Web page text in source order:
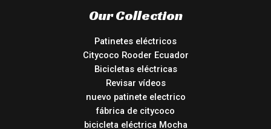
Our Collection
Patinetes eléctricos
Citycoco Rooder Ecuador
Bicicletas eléctricas
Revisar vídeos
nuevo patinete electrico
fábrica de citycoco
bicicleta eléctrica Mocha